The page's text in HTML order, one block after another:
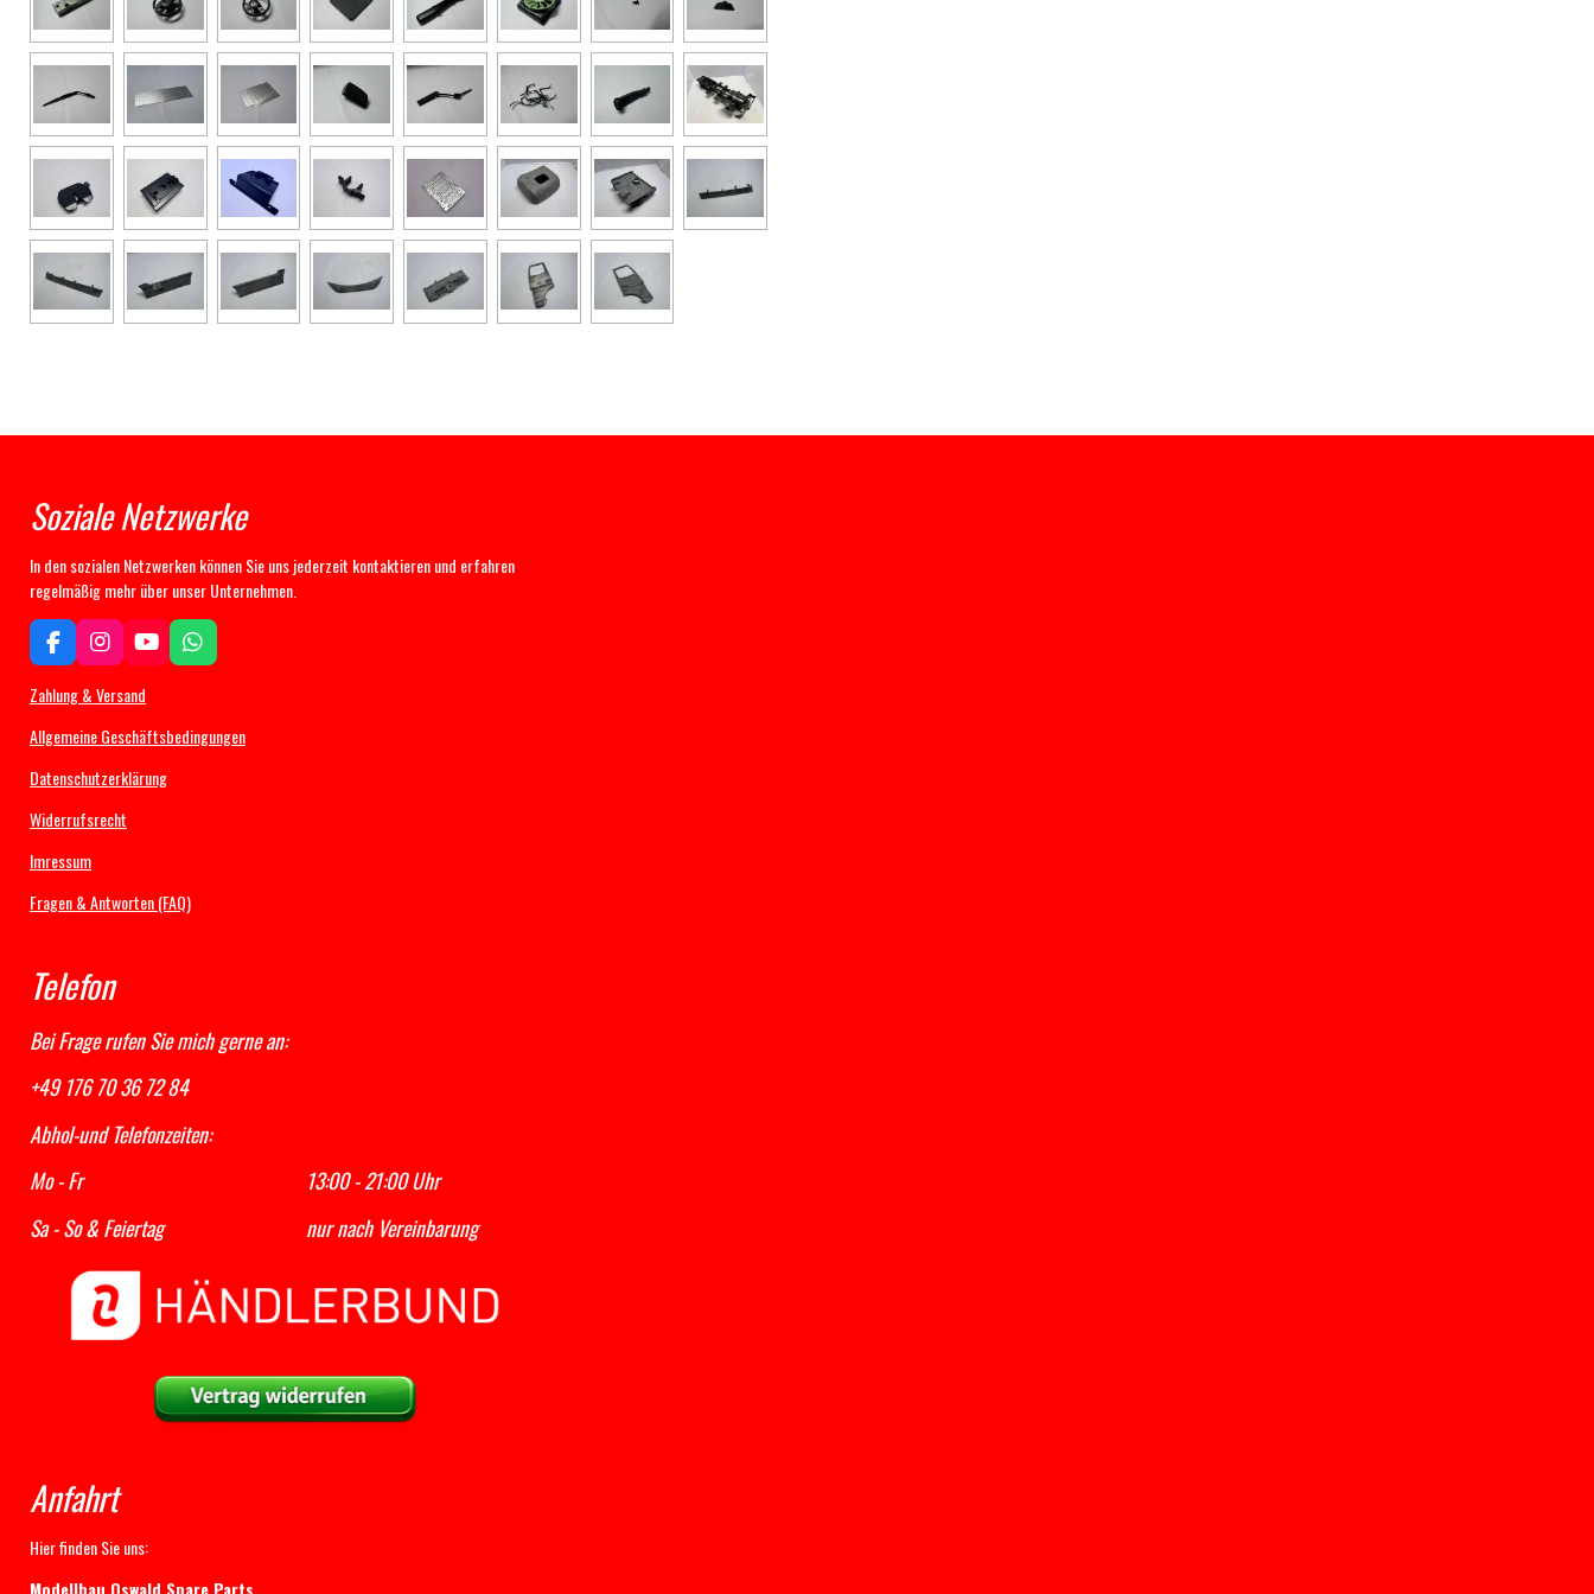
Soziale Netzwerke
In den sozialen Netzwerken können Sie uns jederzeit kontaktieren und erfahren
regelmäßig mehr über unser Unternehmen.
F
a
c
b
o
I
n
s
a
r
m
Y
o
u
u
e
W
h
s
Zahlung & Versand
Allgemeine Geschäftsbedingungen
Datenschutzerklärung
Widerrufsrecht
Imressum
Fragen & Antworten (FAQ)
Telefon
Bei Frage rufen Sie mich gerne an:
+49 176 70 36 72 84
Abhol-und Telefonzeiten:
Mo - Fr 13:00 - 21:00 Uhr
Sa - So & Feiertag nur nach Vereinbarung
Anfahrt
Hier finden Sie uns:
Modellbau Oswald Spare Parts